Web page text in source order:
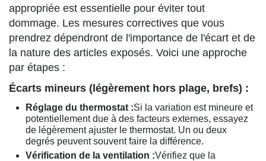
appropriée est essentielle pour éviter tout
dommage. Les mesures correctives que vous
prendrez dépendront de l'importance de l'écart et de
la nature des articles exposés. Voici une approche
par étapes :
Écarts mineurs (légèrement hors plage, brefs) :
Réglage du thermostat :Si la variation est mineure et
potentiellement due à des facteurs externes, essayez
de légèrement ajuster le thermostat. Un ou deux
degrés peuvent souvent faire la différence.
Vérification de la ventilation :Vérifiez que la